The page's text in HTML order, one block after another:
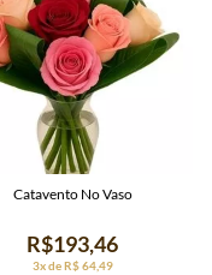
3x de R$ 64,49
R$193,46
Catavento No Vaso